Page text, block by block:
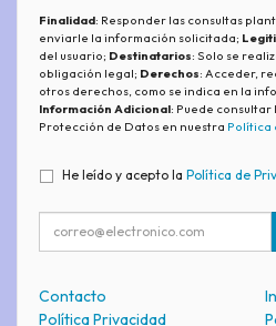
Finalidad: Responder las consultas
enviarle la información solicitada;
del usuario; Destinatarios: Solo se
obligación legal; Derechos: Acceder,
otros derechos, como se indica en la
Información Adicional: Puede
Protección de Datos en nuestra Política
He leído y acepto la Política de
Contacto
Política Privacidad